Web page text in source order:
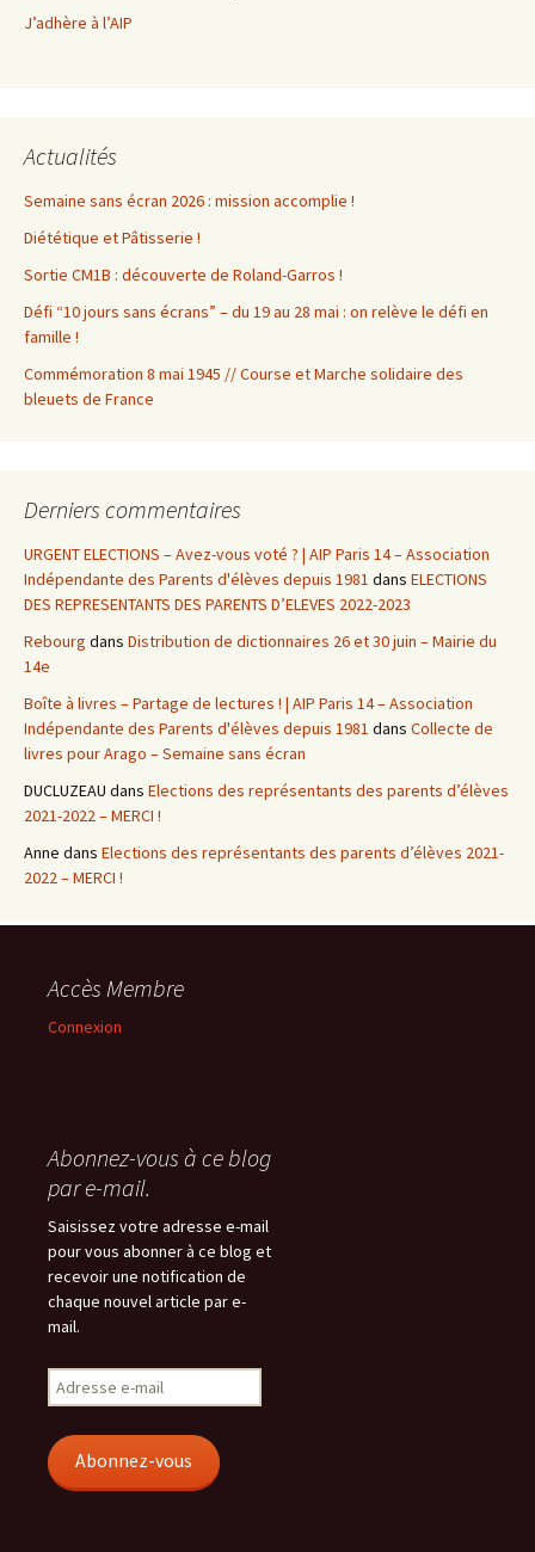
J’adhère à l’AIP
Actualités
Semaine sans écran 2026 : mission accomplie !
Diététique et Pâtisserie !
Sortie CM1B : découverte de Roland-Garros !
Défi “10 jours sans écrans” – du 19 au 28 mai : on relève le défi en
famille !
Commémoration 8 mai 1945 // Course et Marche solidaire des
bleuets de France
Derniers commentaires
URGENT ELECTIONS – Avez-vous voté ? | AIP Paris 14 – Association
Indépendante des Parents d'élèves depuis 1981 dans ELECTIONS
DES REPRESENTANTS DES PARENTS D’ELEVES 2022-2023
Rebourg dans Distribution de dictionnaires 26 et 30 juin – Mairie du
14e
Boîte à livres – Partage de lectures ! | AIP Paris 14 – Association
Indépendante des Parents d'élèves depuis 1981 dans Collecte de
livres pour Arago – Semaine sans écran
DUCLUZEAU dans Elections des représentants des parents d’élèves
2021-2022 – MERCI !
Anne dans Elections des représentants des parents d’élèves 2021-
2022 – MERCI !
Accès Membre
Connexion
Abonnez-vous à ce blog
par e-mail.
Saisissez votre adresse e-mail
pour vous abonner à ce blog et
recevoir une notification de
chaque nouvel article par e-
mail.
Adresse
e-
Abonnez-vous